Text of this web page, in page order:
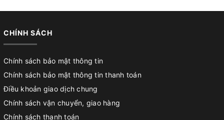
CHÍNH SÁCH
Chính sách bảo mật thông tin
Chính sách bảo mật thông tin thanh toán
Điều khoản giao dịch chung
Chính sách vận chuyển, giao hàng
Chính sách thanh toán